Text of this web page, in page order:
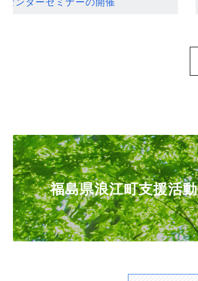
福島県浪江町支援活動